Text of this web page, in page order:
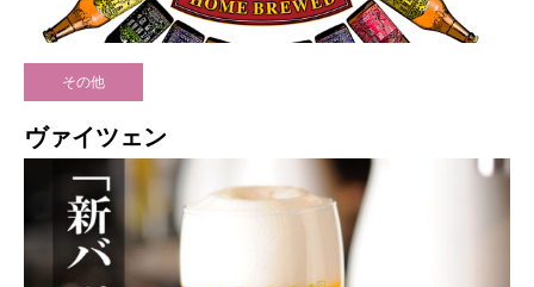
その他
ヴァイツェン